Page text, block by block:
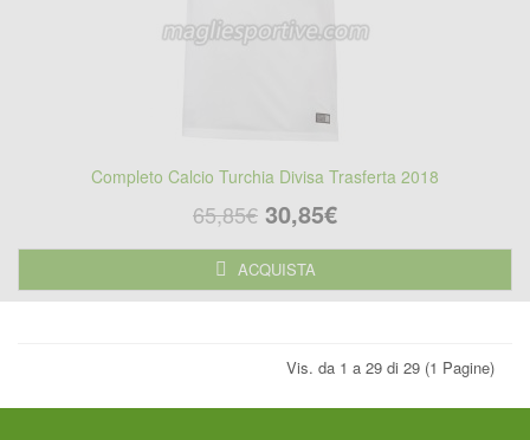
Completo Calcio Turchia Divisa Trasferta 2018
65,85€ 30,85€
ACQUISTA
Vis. da 1 a 29 di 29 (1 Pagine)